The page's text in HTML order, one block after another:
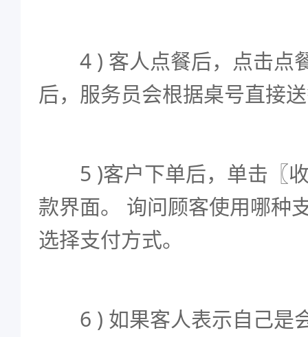
4 ) 客人点餐后，点击点
后，服务员会根据桌号直接
5 )客户下单后，单击〖收
款界面。 询问顾客使用哪种
选择支付方式。
6 ) 如果客人表示自己是